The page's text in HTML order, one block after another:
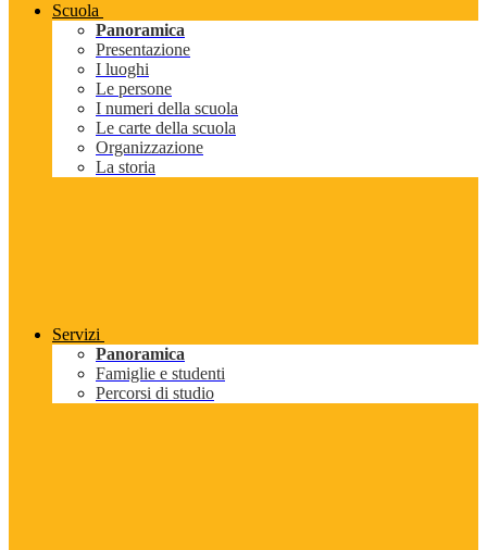
Scuola
Panoramica
Presentazione
I luoghi
Le persone
I numeri della scuola
Le carte della scuola
Organizzazione
La storia
Servizi
Panoramica
Famiglie e studenti
Percorsi di studio